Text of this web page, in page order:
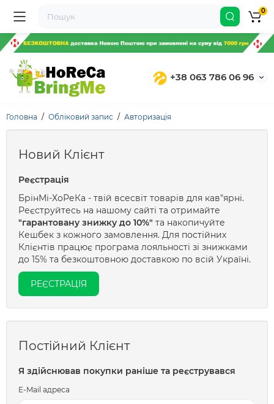
+38 063 786 06 96
0
Головна Обліковий запис Авторизація
Новий Клієнт
Реєстрація
БрінМі-ХоРеКа - твій всесвіт товарів для кав"ярні.
Реєструйтесь на нашому сайті та отримайте
"гарантовану знижку до 10%" та накопичуйте
Кешбек з кожного замовлення. Для постійних
Клієнтів працює програма лояльності зі знижками
до 15% та безкоштовною доставкою по всій Україні.
РЕЄСТРАЦІЯ
Постійний Клієнт
Я здійснював покупки раніше та реєструвався
E-Mail адреса